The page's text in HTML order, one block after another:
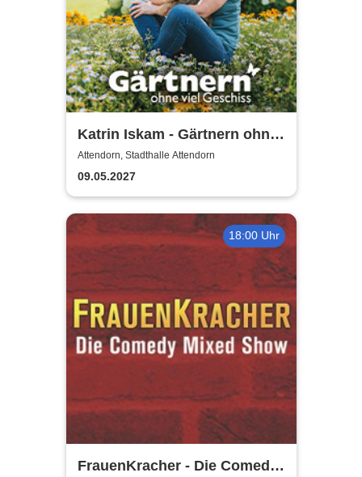
Katrin Iskam - Gärtnern ohne
viel Geschiss
Attendorn, Stadthalle Attendorn
09.05.2027
18:00 Uhr
FrauenKracher - Die Comedy